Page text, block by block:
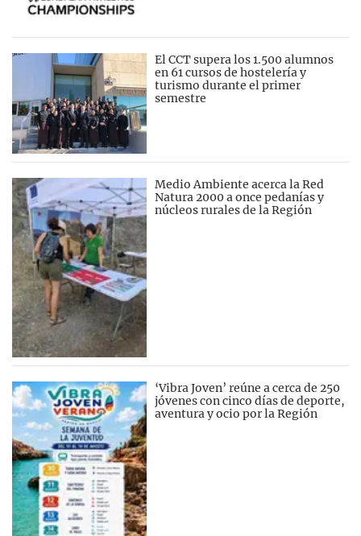
El CCT supera los 1.500 alumnos
en 61 cursos de hostelería y
turismo durante el primer
semestre
Medio Ambiente acerca la Red
Natura 2000 a once pedanías y
núcleos rurales de la Región
‘Vibra Joven’ reúne a cerca de 250
jóvenes con cinco días de deporte,
aventura y ocio por la Región